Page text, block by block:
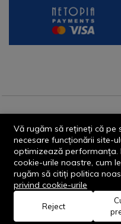
© 2013-2026 - Dornik Total
Reg.Com. J13/1996/2013,
Rămâi conectat:
Acasă Categorie
Vă rugăm să rețineți că
necesare funcționării site-
optimizează performanța.
cookie-urile noastre, cum
rugăm să citiți politica
privind cookie-urile
Reject